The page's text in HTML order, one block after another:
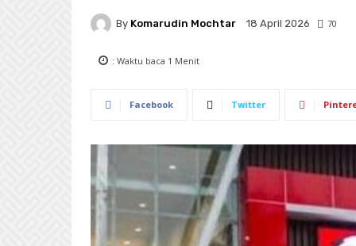
By Komarudin Mochtar 18 April 2026 70
: Waktu baca 1 Menit
Facebook Twitter